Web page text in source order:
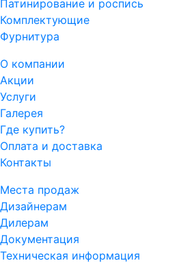
Патинирование и роспись
Комплектующие
Фурнитура
О компании
Акции
Услуги
Галерея
Где купить?
Оплата и доставка
Контакты
Места продаж
Дизайнерам
Дилерам
Документация
Техническая информация